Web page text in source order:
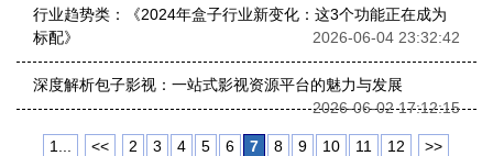
行业趋势类：《2024年盒子行业新变化：这3个功能正在成为
标配》
2026-06-04 23:32:42
深度解析包子影视：一站式影视资源平台的魅力与发展
2026-06-02 17:12:15
1... << 2 3 4 5 6 7 8 9 10 11 12
>>